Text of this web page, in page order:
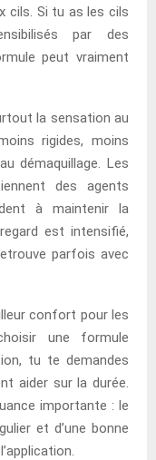
cils. Si tu as les cils
par des
peut vraiment
la sensation au
rigides, moins
démaquillage. Les
des agents
à maintenir la
est intensifié,
parfois avec
confort pour les
une formule
tu te demandes
aider sur la durée.
importante : le
et d’une bonne